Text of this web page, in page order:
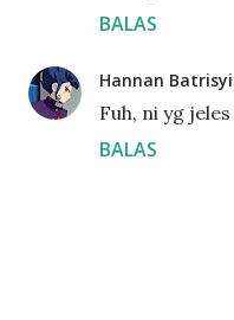
BALAS
Hannan
Fuh, ni yg
BALAS